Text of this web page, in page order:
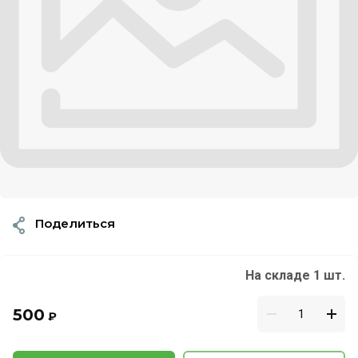
На складе 1 шт.
500 ₽
Поделиться